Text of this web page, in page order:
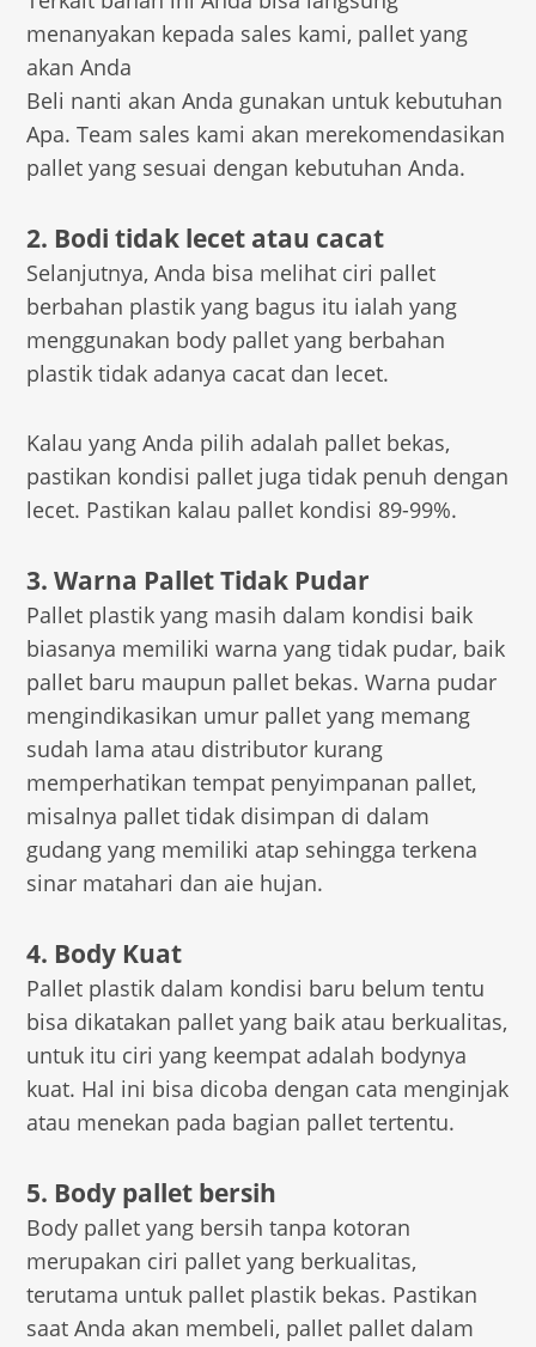
menanyakan kepada sales kami, pallet yang
akan Anda
Beli nanti akan Anda gunakan untuk kebutuhan
Apa. Team sales kami akan merekomendasikan
pallet yang sesuai dengan kebutuhan Anda.
2. Bodi tidak lecet atau cacat
Selanjutnya, Anda bisa melihat ciri pallet
berbahan plastik yang bagus itu ialah yang
menggunakan body pallet yang berbahan
plastik tidak adanya cacat dan lecet.
Kalau yang Anda pilih adalah pallet bekas,
pastikan kondisi pallet juga tidak penuh dengan
lecet. Pastikan kalau pallet kondisi 89-99%.
3. Warna Pallet Tidak Pudar
Pallet plastik yang masih dalam kondisi baik
biasanya memiliki warna yang tidak pudar, baik
pallet baru maupun pallet bekas. Warna pudar
mengindikasikan umur pallet yang memang
sudah lama atau distributor kurang
memperhatikan tempat penyimpanan pallet,
misalnya pallet tidak disimpan di dalam
gudang yang memiliki atap sehingga terkena
sinar matahari dan aie hujan.
4. Body Kuat
Pallet plastik dalam kondisi baru belum tentu
bisa dikatakan pallet yang baik atau berkualitas,
untuk itu ciri yang keempat adalah bodynya
kuat. Hal ini bisa dicoba dengan cata menginjak
atau menekan pada bagian pallet tertentu.
5. Body pallet bersih
Body pallet yang bersih tanpa kotoran
merupakan ciri pallet yang berkualitas,
terutama untuk pallet plastik bekas. Pastikan
saat Anda akan membeli, pallet pallet dalam